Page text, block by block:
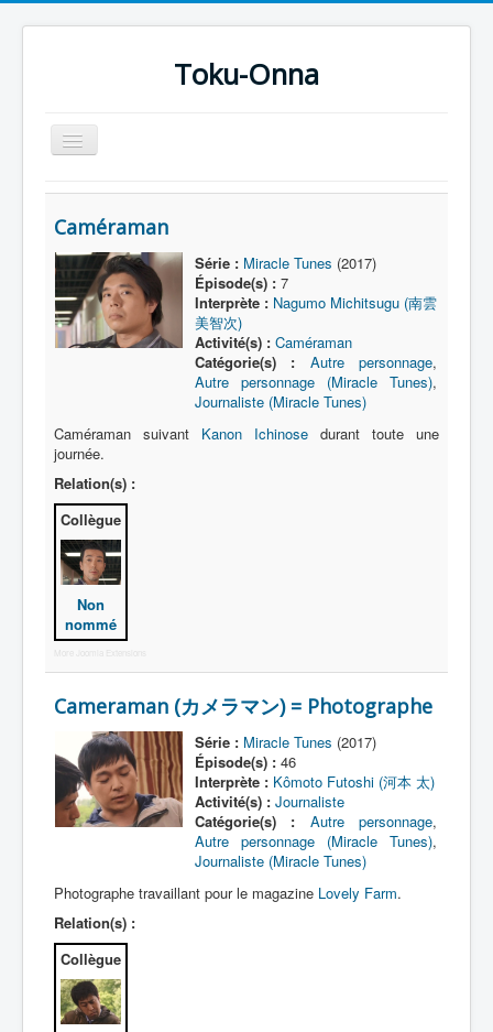
Toku-Onna
Basculer
la
Accueil
Toku-Actrices
Toku-Critiques
Séries
Films
Artiste Asperger
Lexique
Idol senshi Miracle Tunes ! (アイ
ドル 戦士 ミラクル ちゅーんず !) =
Idoles guerrières Miracle Tunes !
Série
Personnages
Véhicules
Objets
Lieux
Épisodes
Références
Miracle Tunes
Entourage
Dokudokudan
Caméraman
Série : Miracle Tunes (2017)
Épisode(s) :7
Interprète : Nagumo Michitsugu (南雲
美智次)
Activité(s) : Caméraman
Catégorie(s) :
Autre personnage,
Autre personnage (Miracle Tunes),
Journaliste (Miracle Tunes)
Caméraman suivant Kanon Ichinose durant toute une
journée.
Relation(s) :
Collègue
Non
nommé
More Joomla Extensions
Cameraman (カメラマン) = Photographe
Série : Miracle Tunes (2017)
Épisode(s) :46
Interprète : Kômoto Futoshi (河本 太)
Activité(s) : Journaliste
Catégorie(s) :
Autre personnage,
Autre personnage (Miracle Tunes),
Journaliste (Miracle Tunes)
Photographe travaillant pour le magazine Lovely Farm.
Relation(s) :
Collègue